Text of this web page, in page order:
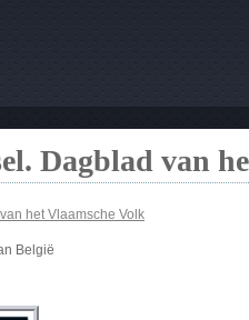
Dagblad van
het Vlaamsche Volk
België